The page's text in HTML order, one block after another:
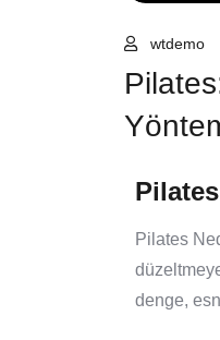
wtdemo
Pilates
denge,